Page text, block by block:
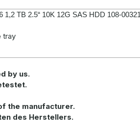
1,2 TB 2.5“ 10K 12G SAS HDD 108-
tray
by us.
the manufacturer.
des Herstellers.